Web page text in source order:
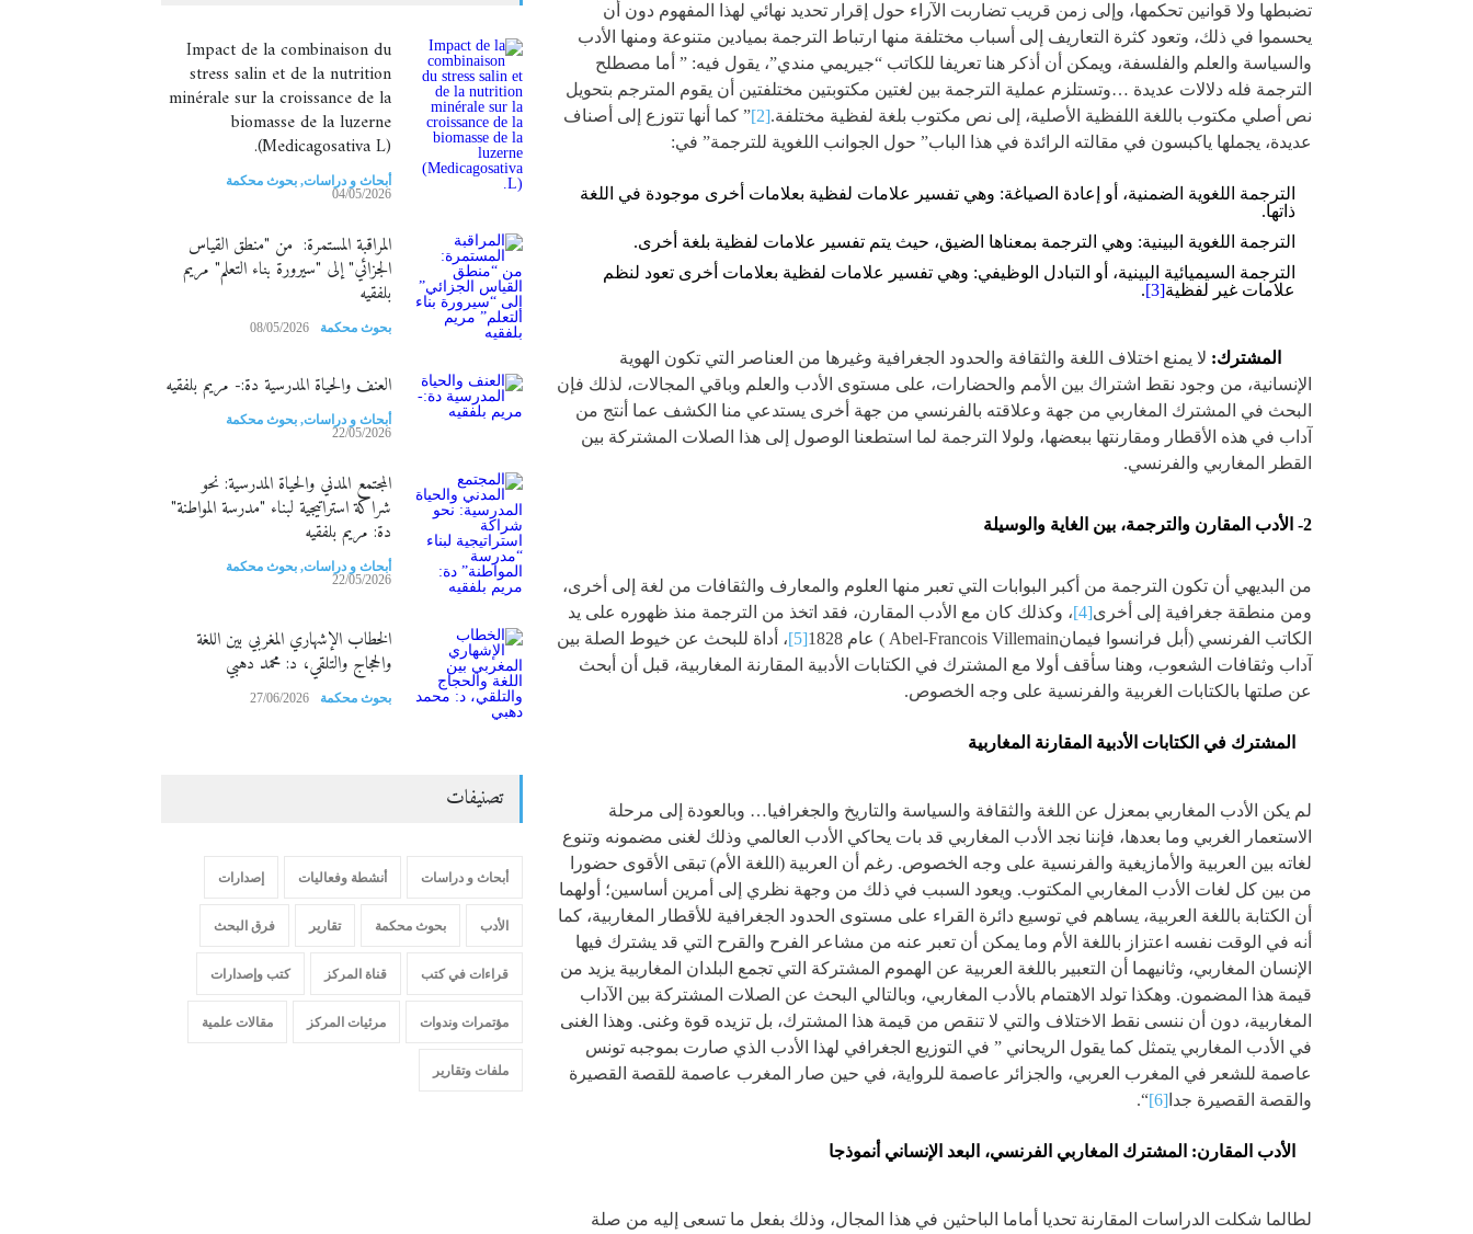
تضبطها ولا قوانين تحكمها، وإلى زمن قريب تضاربت الآراء حول إقرار تحديد نهائي لهذا المفهوم دون أن
يحسموا في ذلك، وتعود كثرة التعاريف إلى أسباب مختلفة منها ارتباط الترجمة بميادين متنوعة ومنها الأدب
والسياسة والعلم والفلسفة، ويمكن أن أذكر هنا تعريفا للكاتب “جيريمي مندي”، يقول فيه: ” أما مصطلح
الترجمة فله دلالات عديدة …وتستلزم عملية الترجمة بين لغتين مكتوبتين مختلفتين أن يقوم المترجم بتحويل
نص أصلي مكتوب باللغة اللفظية الأصلية، إلى نص مكتوب بلغة لفظية مختلفة.[2]
” كما أنها تتوزع إلى أصناف
عديدة، يجملها ياكبسون في مقالته الرائدة في هذا الباب” حول الجوانب اللغوية للترجمة” في:
الترجمة اللغوية الضمنية، أو إعادة الصياغة: وهي تفسير علامات لفظية بعلامات أخرى موجودة في اللغة
ذاتها.
الترجمة اللغوية البينية: وهي الترجمة بمعناها الضيق، حيث يتم تفسير علامات لفظية بلغة أخرى.
الترجمة السيميائية البينية، أو التبادل الوظيفي: وهي تفسير علامات لفظية بعلامات أخرى تعود لنظم
علامات غير لفظية[3]
.
المشترك: لا يمنع اختلاف اللغة والثقافة والحدود الجغرافية وغيرها من العناصر التي تكون الهوية
الإنسانية، من وجود نقط اشتراك بين الأمم والحضارات، على مستوى الأدب والعلم وباقي المجالات، لذلك فإن
البحث في المشترك المغاربي من جهة وعلاقته بالفرنسي من جهة أخرى يستدعي منا الكشف عما أنتج من
آداب في هذه الأقطار ومقارنتها ببعضها، ولولا الترجمة لما استطعنا الوصول إلى هذا الصلات المشتركة بين
القطر المغاربي والفرنسي.
2- الأدب المقارن والترجمة، بين الغاية والوسيلة
من البديهي أن تكون الترجمة من أكبر البوابات التي تعبر منها العلوم والمعارف والثقافات من لغة إلى أخرى،
ومن منطقة جغرافية إلى أخرى[4]
، وكذلك كان مع الأدب المقارن، فقد اتخذ من الترجمة منذ ظهوره على يد
الكاتب الفرنسي (أبل فرانسوا فيمانAbel-Francois Villemain ) عام 1828
[5]
، أداة للبحث عن خيوط الصلة بين
آداب وثقافات الشعوب، وهنا سأقف أولا مع المشترك في الكتابات الأدبية المقارنة المغاربية، قبل أن أبحث
عن صلتها بالكتابات الغربية والفرنسية على وجه الخصوص.
المشترك في الكتابات الأدبية المقارنة المغاربية
لم يكن الأدب المغاربي بمعزل عن اللغة والثقافة والسياسة والتاريخ والجغرافيا… وبالعودة إلى مرحلة
الاستعمار الغربي وما بعدها، فإننا نجد الأدب المغاربي قد بات يحاكي الأدب العالمي وذلك لغنى مضمونه وتنوع
لغاته بين العربية والأمازيغية والفرنسية على وجه الخصوص. رغم أن العربية (اللغة الأم) تبقى الأقوى حضورا
من بين كل لغات الأدب المغاربي المكتوب. ويعود السبب في ذلك من وجهة نظري إلى أمرين أساسين؛ أولهما
أن الكتابة باللغة العربية، يساهم في توسيع دائرة القراء على مستوى الحدود الجغرافية للأقطار المغاربية، كما
أنه في الوقت نفسه اعتزاز باللغة الأم وما يمكن أن تعبر عنه من مشاعر الفرح والقرح التي قد يشترك فيها
الإنسان المغاربي، وثانيهما أن التعبير باللغة العربية عن الهموم المشتركة التي تجمع البلدان المغاربية يزيد من
قيمة هذا المضمون. وهكذا تولد الاهتمام بالأدب المغاربي، وبالتالي البحث عن الصلات المشتركة بين الآداب
المغاربية، دون أن ننسى نقط الاختلاف والتي لا تنقص من قيمة هذا المشترك، بل تزيده قوة وغنى. وهذا الغنى
في الأدب المغاربي يتمثل كما يقول الريحاني ” في التوزيع الجغرافي لهذا الأدب الذي صارت بموجبه تونس
عاصمة للشعر في المغرب العربي، والجزائر عاصمة للرواية، في حين صار المغرب عاصمة للقصة القصيرة
والقصة القصيرة جدا [6]
“.
الأدب المقارن: المشترك المغاربي الفرنسي، البعد الإنساني أنموذجا
لطالما شكلت الدراسات المقارنة تحديا أماما الباحثين في هذا المجال، وذلك بفعل ما تسعى إليه من صلة
Impact de la combinaison du
stress salin et de la nutrition
minérale sur la croissance de la
biomasse de la luzerne
(Medicagosativa L).
أبحاث و دراسات, بحوث محكمة
04/05/2026
المراقبة المستمرة: من "منطق القياس
الجزائي" إلى "سيرورة بناء التعلم" مريم
بلفقيه
بحوث محكمة 08/05/2026
العنف والحياة المدرسية دة:- مريم بلفقيه
أبحاث و دراسات, بحوث محكمة
22/05/2026
المجتمع المدني والحياة المدرسية: نحو
شراكة استراتيجية لبناء "مدرسة المواطنة"
دة: مريم بلفقيه
أبحاث و دراسات, بحوث محكمة
22/05/2026
الخطاب الإشهاري المغربي بين اللغة
والحجاج والتلقي، د: محمد دهبي
بحوث محكمة 27/06/2026
تصنيفات
أبحاث و دراسات أنشطة وفعاليات إصدارات
الأدب بحوث محكمة تقارير فرق البحث
قراءات في كتب قناة المركز كتب وإصدارات
مؤتمرات وندوات مرئيات المركز مقالات علمية
ملفات وتقارير